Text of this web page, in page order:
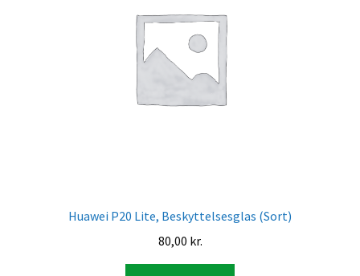
Huawei P20 Lite, Beskyttelsesglas (Sort)
80,00 kr.